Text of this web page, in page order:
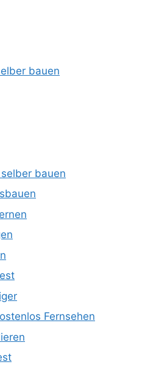
bauen
bauen
Fernsehen